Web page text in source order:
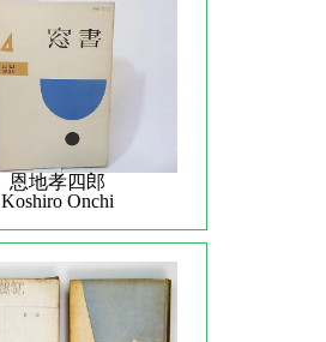
恩地孝四郎
Koshiro Onchi